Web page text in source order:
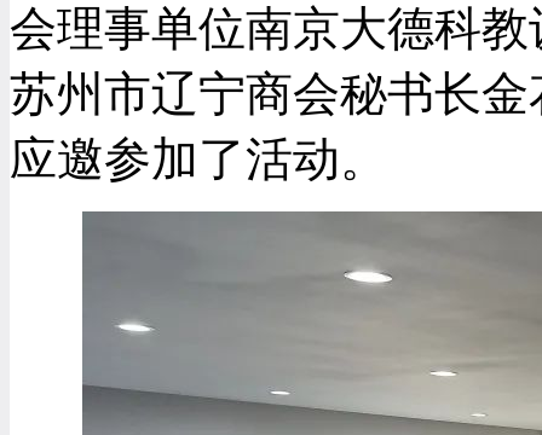
会理事单位南京大德科
苏州市辽宁商会秘书长
应邀参加了活动。